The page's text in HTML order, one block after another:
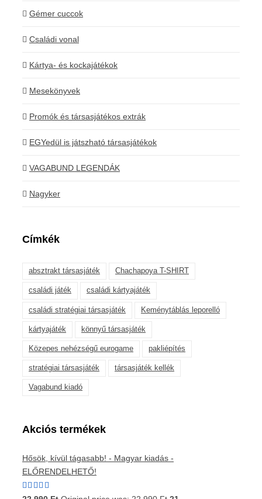
Gémer cuccok
Családi vonal
Kártya- és kockajátékok
Mesekönyvek
Promók és társasjátékos extrák
EGYedül is játszható társasjátékok
VAGABUND LEGENDÁK
Nagyker
Címkék
absztrakt társasjáték Chachapoya T-SHIRT
családi játék családi kártyajáték
családi stratégiai társasjáték Keménytáblás leporelló
kártyajáték könnyű társasjáték
Közepes nehézségű eurogame pakliépítés
stratégiai társasjáték társasjáték kellék
Vagabund kiadó
Akciós termékek
Hősök, kívül tágasabb! - Magyar kiadás -
ELŐRENDELHETŐ!